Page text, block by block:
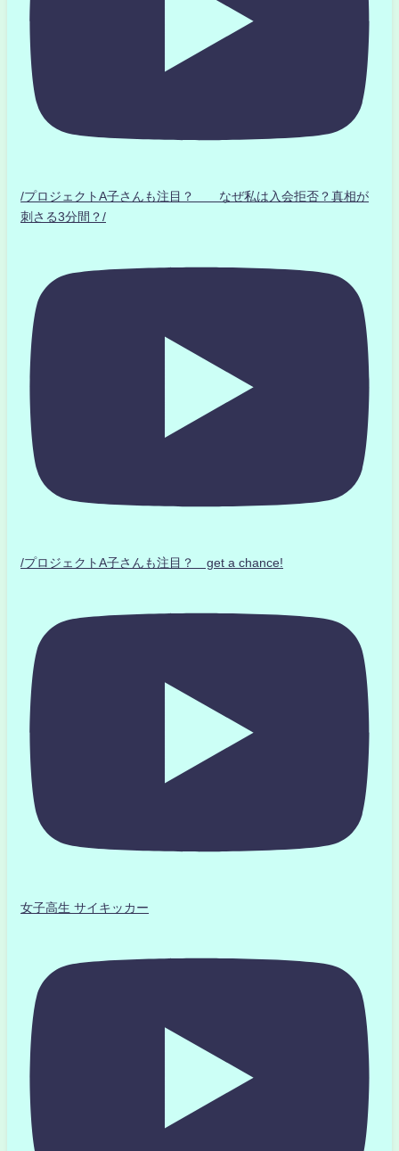
/プロジェクトA子さんも注目？ なぜ私は入会拒否？真相が
刺さる3分間？/
/プロジェクトA子さんも注目？ get a chance!
女子高生 サイキッカー